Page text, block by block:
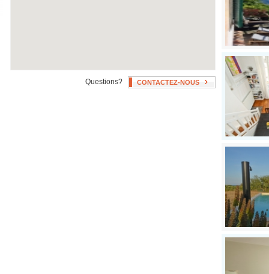
Questions? CONTACTEZ-NOUS